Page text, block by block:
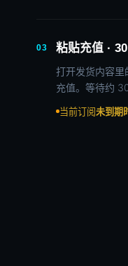
03 粘贴充值 ·
打开发货内容里
充值。等待约
当前订阅未到期